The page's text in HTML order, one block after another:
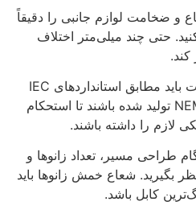
و ضخامت لوازم جانبی را دقیقاً
حتی چند میلی‌متر اختلاف
کند.
اتصالات باید مطابق استانداردهای IEC
۶۱۵۳۷ یا NEMA VE1/VE2 تولید شده باشند تا استحکام
لازم را داشته باشند.
طراحی مسیر، تعداد زانوها و
بگیرید. شعاع خمش زانوها باید